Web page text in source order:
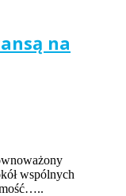
na
wspólnych